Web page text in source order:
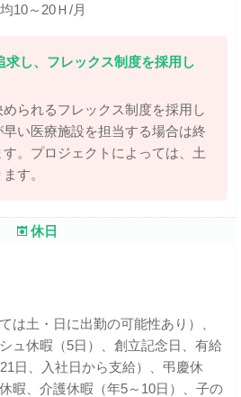
10～20Ｈ/月
求し、フレックス制度を採用し
られるフレックス制度を採用し
い医療施設を担当する場合は終
。プロジェクトによっては、土
す。
休日
は土・日に出勤の可能性あり）、
ュ休暇（5日）、創立記念日、有給
日、入社日から支給）、弔慶休
暇、介護休暇（年5～10日）、子の